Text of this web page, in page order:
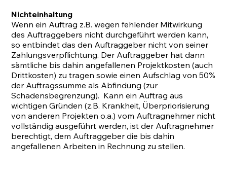
Nichteinhaltung
Wenn ein Auftrag z.B. wegen fehlender Mitwirkung
des Auftraggebers nicht durchgeführt werden kann,
so entbindet das den Auftraggeber nicht von seiner
Zahlungsverpflichtung. Der Auftraggeber hat dann
sämtliche bis dahin angefallenen Projektkosten (auch
Drittkosten) zu tragen sowie einen Aufschlag von 50%
der Auftragssumme als Abfindung (zur
Schadensbegrenzung). Kann ein Auftrag aus
wichtigen Gründen (z.B. Krankheit, Überpriorisierung
von anderen Projekten o.a.) vom Auftragnehmer nicht
vollständig ausgeführt werden, ist der Auftragnehmer
berechtigt, dem Auftraggeber die bis dahin
angefallenen Arbeiten in Rechnung zu stellen.